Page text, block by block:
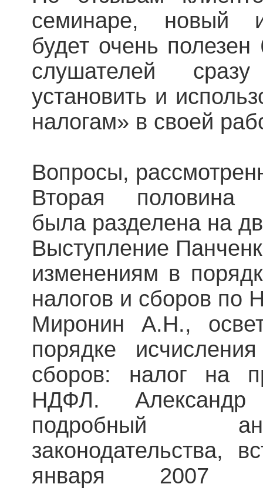
семинаре, новый
будет очень
слушателей
установить и
налогам» в своей
Вопросы,
Вторая половина
была разделена на
Выступление
изменениям в
налогов и сборов по
Миронин А.Н.,
порядке
сборов: налог на
НДФЛ. Александр
подробный
законодательства,
января 2007